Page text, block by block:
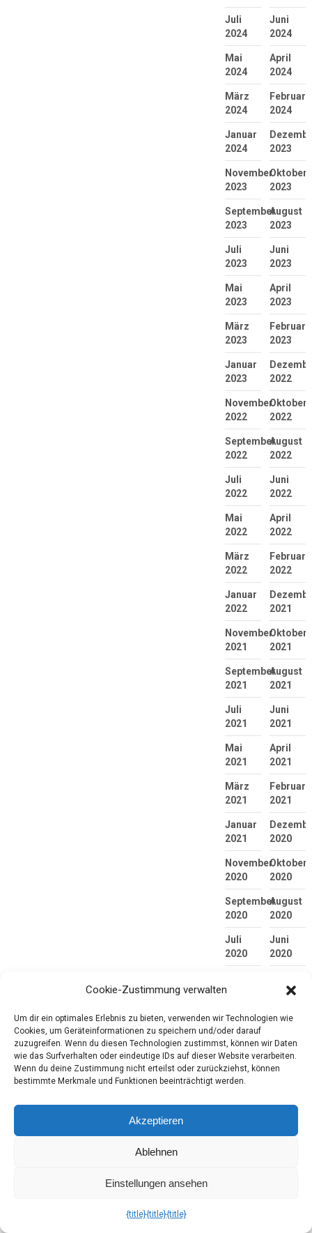
Juli
2024
Juni
2024
Mai
2024
April
2024
März
2024
Februar
2024
Januar
2024
2023
November
2023
Oktober
2023
September
2023
August
2023
Juli
2023
Juni
2023
Mai
2023
April
2023
März
2023
Februar
2023
Januar
2023
2022
November
2022
Oktober
2022
September
2022
August
2022
Juli
2022
Juni
2022
Mai
2022
April
2022
März
2022
Februar
2022
Januar
2022
2021
November
2021
Oktober
2021
September
2021
August
2021
Juli
2021
Juni
2021
Mai
2021
April
2021
März
2021
Februar
2021
Januar
2021
2020
November
2020
Oktober
2020
September
2020
August
2020
Juli
2020
Juni
2020
2020
2020
März
2020
Februar
Januar
2020
2019
2019
2019
August
Cookie-Zustimmung verwalten
Um dir ein optimales Erlebnis zu bieten, verwenden wir Technologien wie
Cookies, um Geräteinformationen zu speichern und/oder darauf
zuzugreifen. Wenn du diesen Technologien zustimmst, können wir Daten
wie das Surfverhalten oder eindeutige IDs auf dieser Website verarbeiten.
Wenn du deine Zustimmung nicht erteilst oder zurückziehst, können
bestimmte Merkmale und Funktionen beeinträchtigt werden.
Akzeptieren
Ablehnen
Einstellungen ansehen
{title}{title}{title}